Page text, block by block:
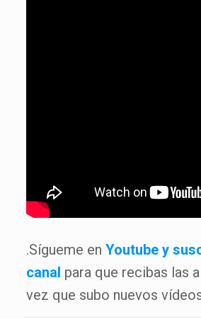
.Sígueme en Youtube y
canal para que recibas las
vez que subo nuevos